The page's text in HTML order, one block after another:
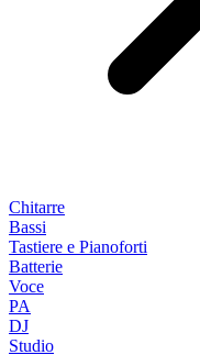
Chitarre
Bassi
Tastiere e Pianoforti
Batterie
Voce
PA
DJ
Studio